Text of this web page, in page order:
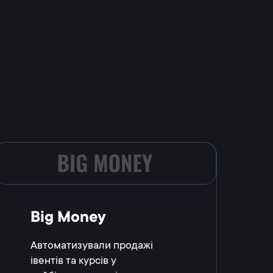
Big Money
Автоматизували продажі
івентів та курсів у